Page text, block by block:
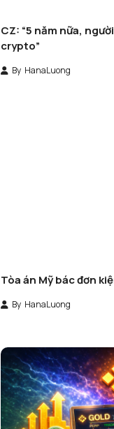
CZ: “5 năm nữa,
crypto”
By HanaLuong
Tòa án Mỹ bác đơn
By HanaLuong